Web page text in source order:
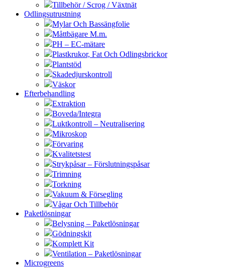
Tillbehör / Scrog / Växtnät
Odlingsutrustning
Mylar Och Bassängfolie
Måttbägare M.m.
PH – EC-mätare
Plastkrukor, Fat Och Odlingsbrickor
Plantstöd
Skadedjurskontroll
Väskor
Efterbehandling
Extraktion
Boveda/Integra
Luktkontroll – Neutralisering
Mikroskop
Förvaring
Kvalitetstest
Strykpåsar – Förslutningspåsar
Trimning
Torkning
Vakuum & Försegling
Vågar Och Tillbehör
Paketlösningar
Belysning – Paketlösningar
Gödningskit
Komplett Kit
Ventilation – Paketlösningar
Microgreens